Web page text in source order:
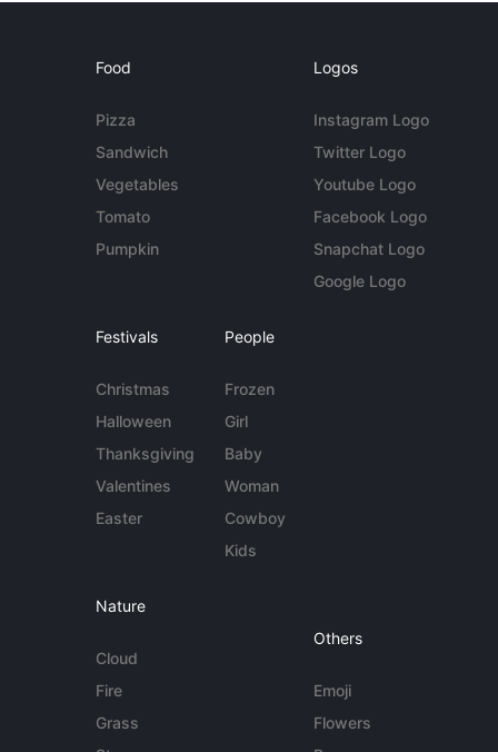
Food
Pizza
Sandwich
Vegetables
Tomato
Pumpkin
Logos
Instagram Logo
Twitter Logo
Youtube Logo
Facebook Logo
Snapchat Logo
Google Logo
Festivals
Christmas
Halloween
Thanksgiving
Valentines
Easter
People
Frozen
Girl
Baby
Woman
Cowboy
Kids
Nature
Cloud
Fire
Grass
Others
Emoji
Flowers